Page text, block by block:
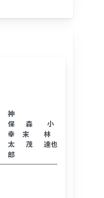
神
保
幸
太
郎
森
末
茂
小
林
達也